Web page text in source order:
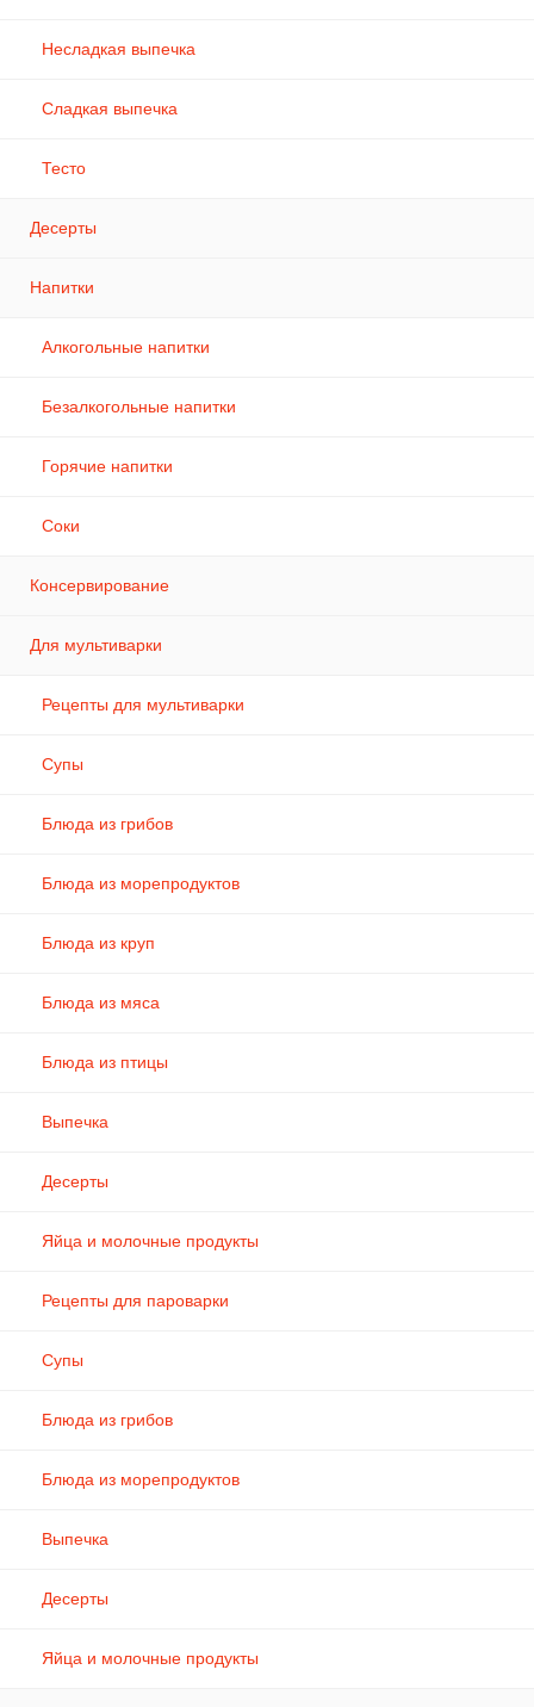
Несладкая выпечка
Сладкая выпечка
Тесто
Десерты
Напитки
Алкогольные напитки
Безалкогольные напитки
Горячие напитки
Соки
Консервирование
Для мультиварки
Рецепты для мультиварки
Супы
Блюда из грибов
Блюда из морепродуктов
Блюда из круп
Блюда из мяса
Блюда из птицы
Выпечка
Десерты
Яйца и молочные продукты
Рецепты для пароварки
Супы
Блюда из грибов
Блюда из морепродуктов
Выпечка
Десерты
Яйца и молочные продукты